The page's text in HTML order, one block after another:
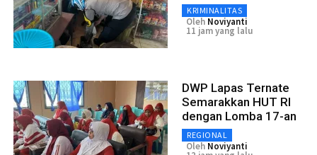
KRIMINALITAS
Oleh Noviyanti
11 jam yang lalu
DWP Lapas Ternate
Semarakkan HUT RI
dengan Lomba 17-an
REGIONAL
Oleh Noviyanti